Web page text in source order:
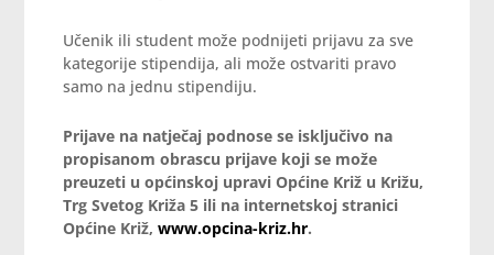
Učenik ili student može podnijeti prijavu za sve
kategorije stipendija, ali može ostvariti pravo
samo na jednu stipendiju.
Prijave na natječaj podnose se isključivo na
propisanom obrascu prijave koji se može
preuzeti u općinskoj upravi Općine Križ u Križu,
Trg Svetog Križa 5 ili na internetskoj stranici
Općine Križ,www.opcina-kriz.hr.